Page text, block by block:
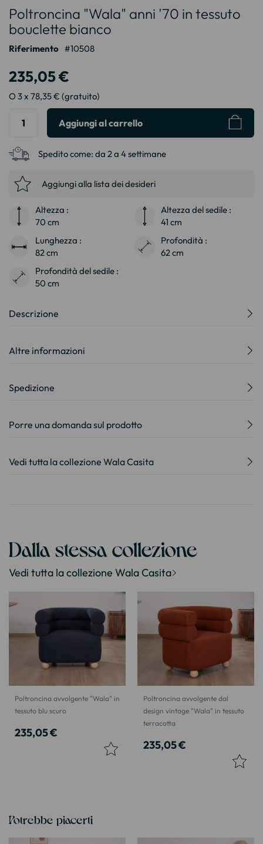
all'inizio
della
galleria
di
Poltroncina "Wala" anni '70 in tessuto
bouclette bianco
Riferimento 10508
235,05 €
O 3 x 78,35 € (gratuito)
Aggiungi al carrello
Spedito come: da 2 a 4 settimane
Aggiungi alla lista dei desideri
Altezza :
70 cm
Altezza del sedile :
41 cm
Lunghezza :
82 cm
Profondità :
62 cm
Profondità del sedile :
50 cm
Descrizione
Altre informazioni
Spedizione
Porre una domanda sul prodotto
Vedi tutta la collezione Wala Casita
Dalla stessa collezione
Vedi tutta la collezione Wala Casita
Poltroncina avvolgente "Wala" in
tessuto blu scuro
235,05 €
Poltroncina avvolgente dal
design vintage "Wala" in tessuto
terracotta
235,05 €
Potrebbe piacerti